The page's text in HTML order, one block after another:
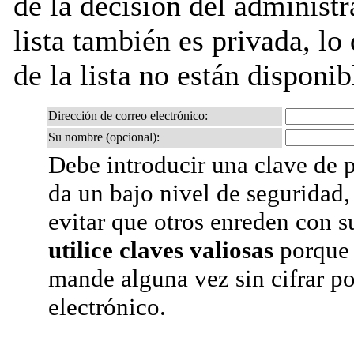
lista también es privada,
de la lista no están
Dirección de correo electrónico:
Su nombre (opcional):
Debe introducir una clave de
da un bajo nivel de
evitar que otros enreden con
utilice claves valiosas
mande alguna vez sin cifrar
electrónico.